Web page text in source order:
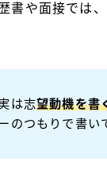
書や面接では
は志望動機を書
のつもりで書い